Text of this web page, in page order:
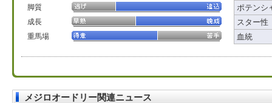
脚質
成長
重馬場
ポテンシ
スター性
血統
メジロオードリー関連ニュース